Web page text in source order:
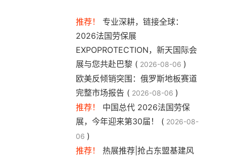
推荐！
专业深耕，链接全球：
2026法国劳保展
EXPOPROTECTION，新天国际会
展与您共赴巴黎 ( 2026-08-06 )
​欧美反倾销突围：俄罗斯地板赛道
完整市场报告 ( 2026-08-06 )
推荐！
中国总代 2026法国劳保
展，今年迎来第30届！ ( 2026-08-
06 )
推荐！
热展推荐|抢占东盟基建风